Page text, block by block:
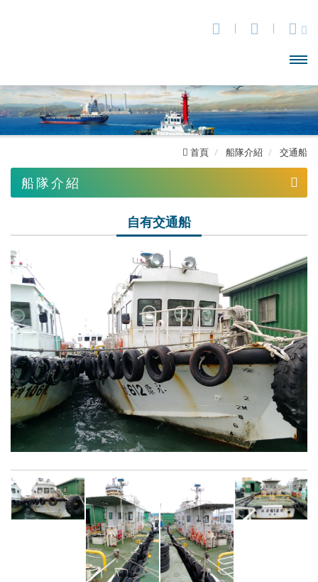
主選
單
首頁 船隊介紹 交通船
船隊介紹
交通船
自有交通船
租賃交通船
自有交通船